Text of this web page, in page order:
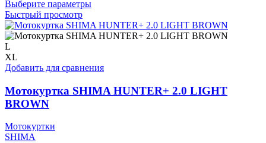
Выберите параметрыЭтот
имеет
несколько
можно
на
странице
Быстрый просмотр
L
XL
Добавить для сравнения
Мотокуртка SHIMA HUNTER+ 2.0 LIGHT
BROWN
Мотокуртки
SHIMA